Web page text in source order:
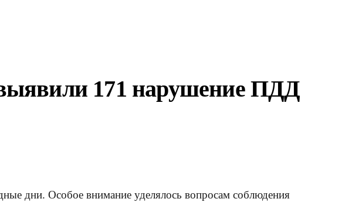
171 нарушение ПДД
дни. Особое внимание уделялось вопросам соблюдения